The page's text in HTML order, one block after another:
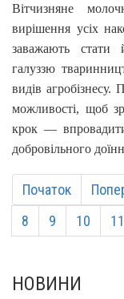
Вітчизняне
вирішення усіх
заважають стати
галуззю
видів агробізнесу.
можливості, щоб
крок —
добровільного
Початок
8
9 10 11
НОВИНИ